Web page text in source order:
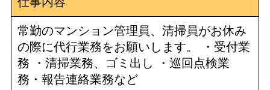
常勤のマンション管理員、清掃員がお休み
の際に代行業務をお願いします。 ・受付業
務 ・清掃業務、ゴミ出し ・巡回点検業
務・報告連絡業務など